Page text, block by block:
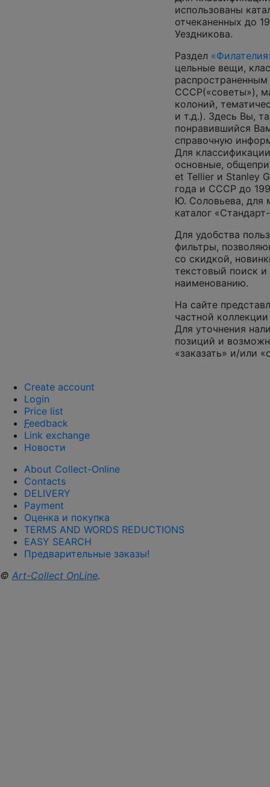
использованы
отчеканенных до
Уездникова.
Раздел
цельные вещи,
СССР(«советы»),
колоний,
и т.д.). Здесь Вы,
понравившийся
справочную
Для
основные,
et Tellier и Stanley
года и СССР до
Ю. Соловьева, для
каталог
Для удобства
фильтры,
со скидкой,
текстовый поиск
наименованию.
На сайте
частной
Для уточнения
позиций и
«заказать» и/или
Create account
Login
Price list
Feedback
Link exchange
Новости
About Collect-Online
Contacts
DELIVERY
Payment
Оценка и покупка
TERMS AND WORDS REDUCTIONS
EASY SEARCH
Предварительные заказы!
© Art-Collect OnLine.